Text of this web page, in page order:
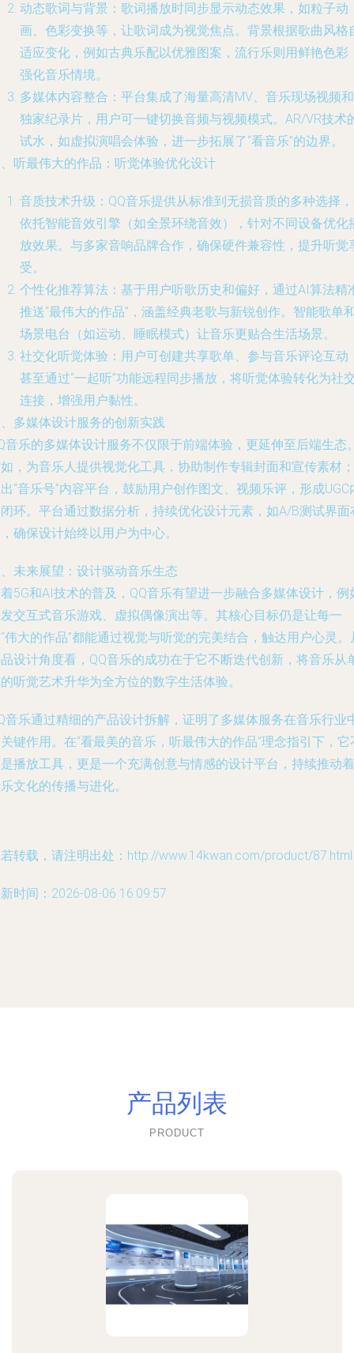
动态歌词与背景：歌词播放时同步显示动态效果，如粒子动
画、色彩变换等，让歌词成为视觉焦点。背景根据歌曲风格
适应变化，例如古典乐配以优雅图案，流行乐则用鲜艳色彩
强化音乐情境。
多媒体内容整合：平台集成了海量高清MV、音乐现场视频和
独家纪录片，用户可一键切换音频与视频模式。AR/VR技术
试水，如虚拟演唱会体验，进一步拓展了“看音乐”的边界。
听最伟大的作品：听觉体验优化设计
音质技术升级：QQ音乐提供从标准到无损音质的多种选择
依托智能音效引擎（如全景环绕音效），针对不同设备优化
放效果。与多家音响品牌合作，确保硬件兼容性，提升听觉
受。
个性化推荐算法：基于用户听歌历史和偏好，通过AI算法精
推送“最伟大的作品”，涵盖经典老歌与新锐创作。智能歌单
场景电台（如运动、睡眠模式）让音乐更贴合生活场景。
社交化听觉体验：用户可创建共享歌单、参与音乐评论互动
甚至通过“一起听”功能远程同步播放，将听觉体验转化为社
连接，增强用户黏性。
多媒体设计服务的创新实践
音乐的多媒体设计服务不仅限于前端体验，更延伸至后端生态
，为音乐人提供视觉化工具，协助制作专辑封面和宣传素材；
“音乐号”内容平台，鼓励用户创作图文、视频乐评，形成UGC
环。平台通过数据分析，持续优化设计元素，如A/B测试界面
确保设计始终以用户为中心。
未来展望：设计驱动音乐生态
5G和AI技术的普及，QQ音乐有望进一步融合多媒体设计，例
交互式音乐游戏、虚拟偶像演出等。其核心目标仍是让每一
伟大的作品”都能通过视觉与听觉的完美结合，触达用户心灵。
设计角度看，QQ音乐的成功在于它不断迭代创新，将音乐从
听觉艺术升华为全方位的数字生活体验。
音乐通过精细的产品设计拆解，证明了多媒体服务在音乐行业
键作用。在“看最美的音乐，听最伟大的作品”理念指引下，它
播放工具，更是一个充满创意与情感的设计平台，持续推动着
文化的传播与进化。
转载，请注明出处：http://www.14kwan.com/product/87.html
时间：2026-08-06 16:09:57
产品列表
PRODUCT